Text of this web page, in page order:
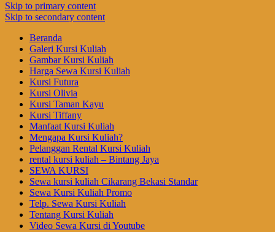
Skip to primary content
Skip to secondary content
Beranda
Galeri Kursi Kuliah
Gambar Kursi Kuliah
Harga Sewa Kursi Kuliah
Kursi Futura
Kursi Olivia
Kursi Taman Kayu
Kursi Tiffany
Manfaat Kursi Kuliah
Mengapa Kursi Kuliah?
Pelanggan Rental Kursi Kuliah
rental kursi kuliah – Bintang Jaya
SEWA KURSI
Sewa kursi kuliah Cikarang Bekasi Standar
Sewa Kursi Kuliah Promo
Telp. Sewa Kursi Kuliah
Tentang Kursi Kuliah
Video Sewa Kursi di Youtube